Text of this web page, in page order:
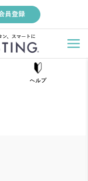
員登録
ン、スマートに
ヘルプ